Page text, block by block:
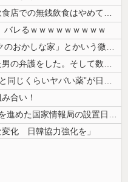
早稲田大学「学生の皆さん、近隣飲食店での無銭飲食はやめてください」
バレるｗｗｗｗｗｗｗｗｗ
【画像】 週刊少年ジャンプ、「ロクのおかしな家」とかいう微妙な漫画を巻...
飲み屋でケンカした相手をコロした男の弁護をした。そして数年後、因果応報...
【警告】 医師「米国では”ヘロインと同じくらいヤバい薬”が日本では平気...
合い！
（ ´_ゝ`）中国「高市政権が法制化を進めた国家情報局の設置日が7月3...
化 日韓協力強化を」